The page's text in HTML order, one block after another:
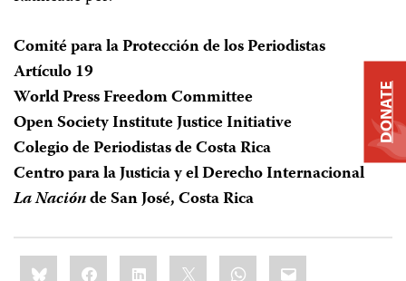
Comité para la Protección de los Periodistas
Artículo 19
World Press Freedom Committee
Open Society Institute Justice Initiative
Colegio de Periodistas de Costa Rica
Centro para la Justicia y el Derecho Internacional
La Naciónde San José, Costa Rica
Share
this:BlueskyFacebookLinkedIn WhatsApp
Email
DONATE